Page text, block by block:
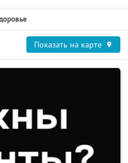
Показать на карте